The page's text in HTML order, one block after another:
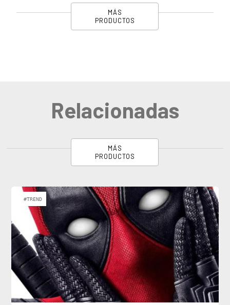
MÁS
PRODUCTOS
Relacionadas
MÁS
PRODUCTOS
#TREND